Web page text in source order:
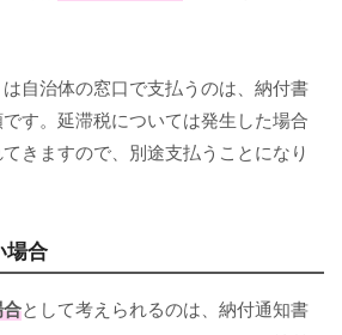
自治体の窓口で支払うのは、納付書
す。延滞税については発生した場合
きますので、別途支払うことになり
場合
として考えられるのは、納付通知書